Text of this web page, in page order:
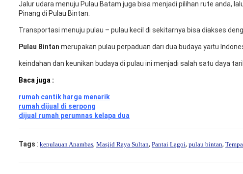
Jalur udara menuju Pulau Batam juga bisa menjadi pilihan rute anda,
Pinang di Pulau Bintan.
Transportasi menuju pulau – pulau kecil di sekitarnya bisa diakses
Pulau Bintan merupakan pulau perpaduan dari dua budaya yaitu
keindahan dan keunikan budaya di pulau ini menjadi salah satu daya
Baca juga :
rumah cantik harga menarik
rumah dijual di serpong
dijual rumah perumnas kelapa dua
Tags : kepulauan Anambas, Masjid Raya Sultan, Pantai Lagoi, pulau bintan,